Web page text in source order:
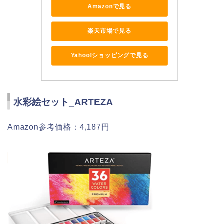
Amazonで見る
楽天市場で見る
Yahoo!ショッピングで見る
水彩絵セット_ARTEZA
Amazon参考価格：4,187円